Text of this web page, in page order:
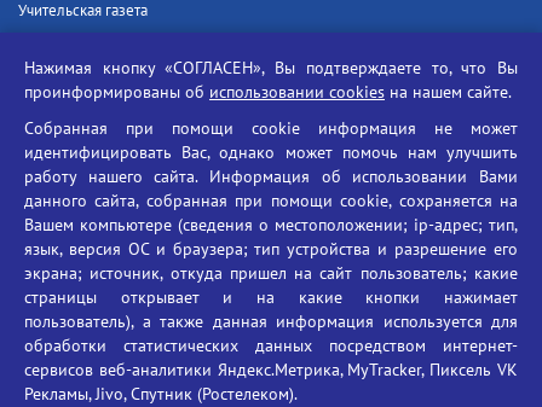
Учительская газета
Единый портал государственных услуг
Противодействие угрозам информационной безопасности
Социальные ролики - Генеральная прокуратура РФ
Противодействие коррупции
БГУ против наркотиков
Брянский государственный университет
имени академика И.Г. Петровского
Время работы: пн-пт 09:00-18:00
Телефон: +7(4832)58-90-85
Нажимая кнопку «СОГЛАСЕН», Вы подтверждаете то, что Вы
проинформированы об использовании cookies на нашем сайте.
Собранная при помощи cookie информация не может
идентифицировать Вас, однако может помочь нам улучшить
работу нашего сайта. Информация об использовании Вами
данного сайта, собранная при помощи cookie, сохраняется на
Вашем компьютере (сведения о местоположении; ip-адрес; тип,
язык, версия ОС и браузера; тип устройства и разрешение его
экрана; источник, откуда пришел на сайт пользователь; какие
страницы открывает и на какие кнопки нажимает
пользователь), а также данная информация используется для
обработки статистических данных посредством интернет-
сервисов веб-аналитики Яндекс.Метрика, MyTracker, Пиксель VK
Рекламы, Jivo, Спутник (Ростелеком).